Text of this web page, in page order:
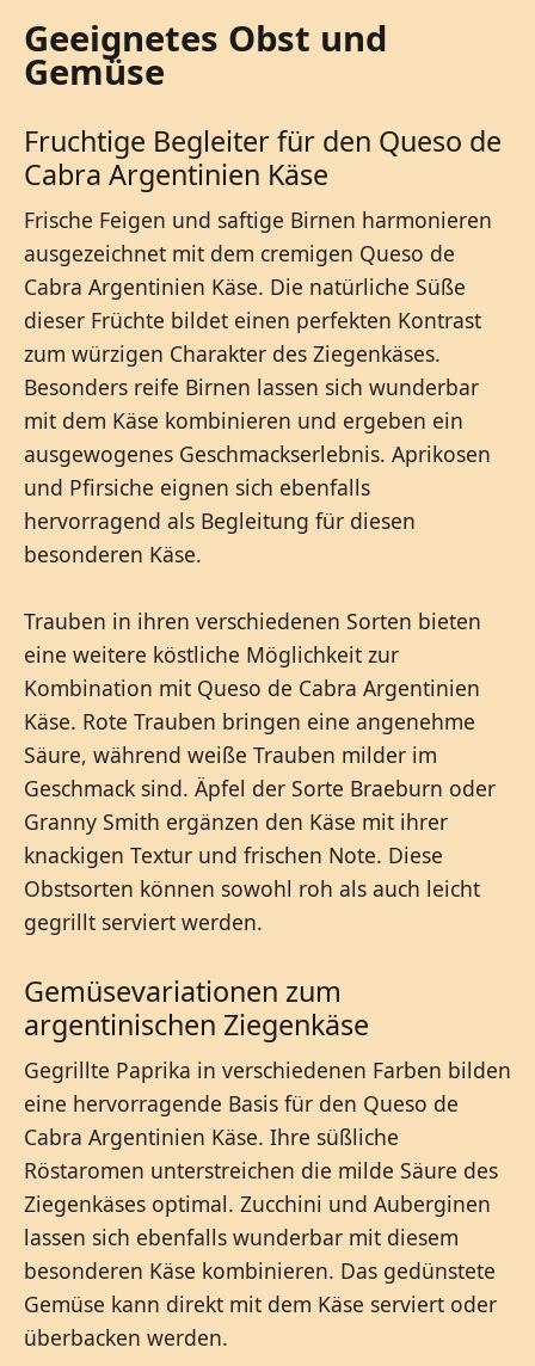
Geeignetes Obst und
Gemüse
Fruchtige Begleiter für den Queso de
Cabra Argentinien Käse
Frische Feigen und saftige Birnen harmonieren
ausgezeichnet mit dem cremigen Queso de
Cabra Argentinien Käse. Die natürliche Süße
dieser Früchte bildet einen perfekten Kontrast
zum würzigen Charakter des Ziegenkäses.
Besonders reife Birnen lassen sich wunderbar
mit dem Käse kombinieren und ergeben ein
ausgewogenes Geschmackserlebnis. Aprikosen
und Pfirsiche eignen sich ebenfalls
hervorragend als Begleitung für diesen
besonderen Käse.
Trauben in ihren verschiedenen Sorten bieten
eine weitere köstliche Möglichkeit zur
Kombination mit Queso de Cabra Argentinien
Käse. Rote Trauben bringen eine angenehme
Säure, während weiße Trauben milder im
Geschmack sind. Äpfel der Sorte Braeburn oder
Granny Smith ergänzen den Käse mit ihrer
knackigen Textur und frischen Note. Diese
Obstsorten können sowohl roh als auch leicht
gegrillt serviert werden.
Gemüsevariationen zum
argentinischen Ziegenkäse
Gegrillte Paprika in verschiedenen Farben bilden
eine hervorragende Basis für den Queso de
Cabra Argentinien Käse. Ihre süßliche
Röstaromen unterstreichen die milde Säure des
Ziegenkäses optimal. Zucchini und Auberginen
lassen sich ebenfalls wunderbar mit diesem
besonderen Käse kombinieren. Das gedünstete
Gemüse kann direkt mit dem Käse serviert oder
überbacken werden.